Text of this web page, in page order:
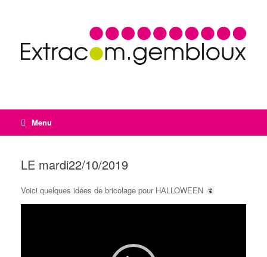
Menu
LE mardi22/10/2019
Voici quelques idées de bricolage pour HALLOWEEN